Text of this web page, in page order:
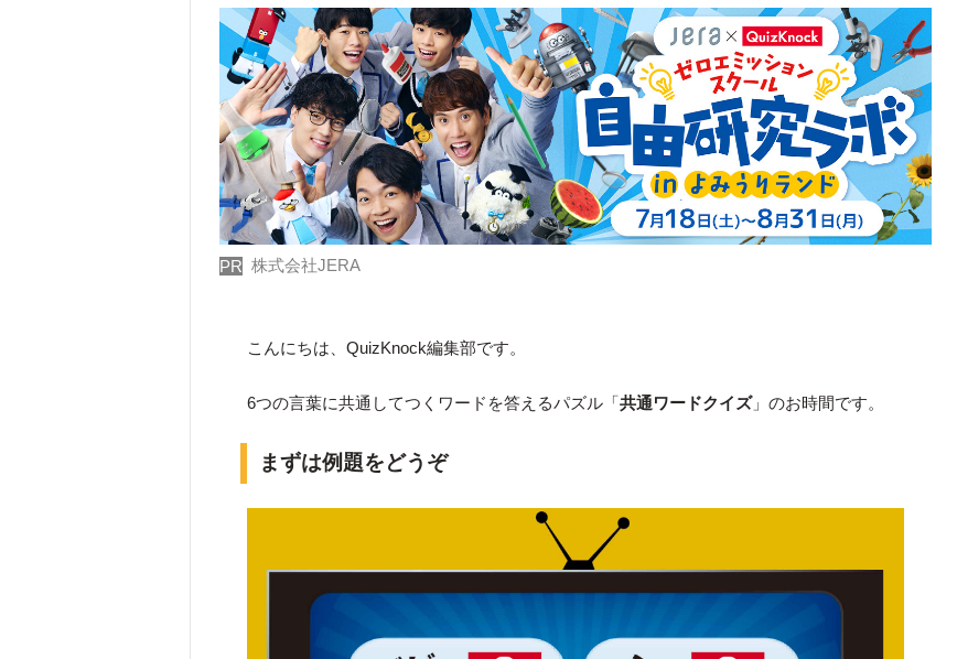
PR 株式会社JERA
こんにちは、QuizKnock編集部です。
6つの言葉に共通してつくワードを答えるパズル「共通ワードクイズ」のお時間です。
まずは例題をどうぞ